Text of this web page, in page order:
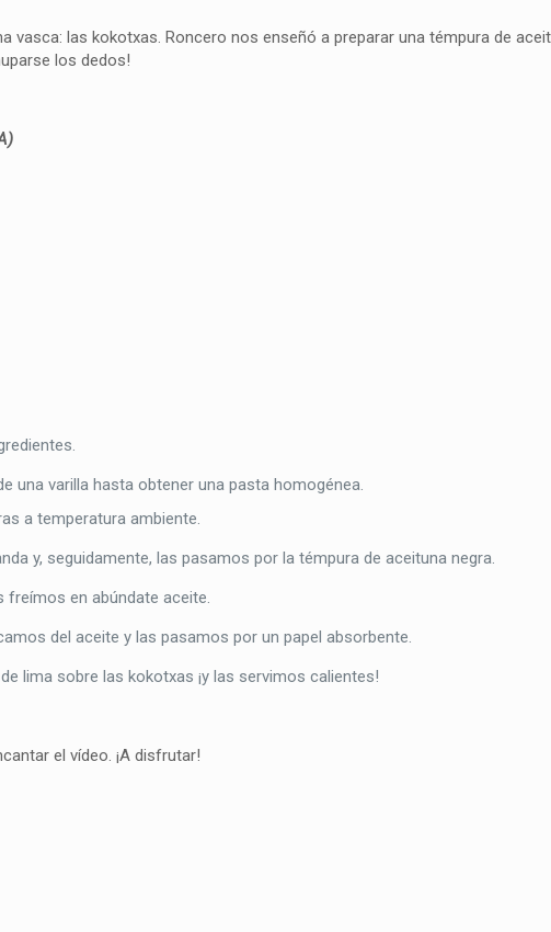
vasca: las kokotxas. Roncero nos enseñó a preparar una témpura de
los dedos!
una varilla hasta obtener una pasta homogénea.
a temperatura ambiente.
y, seguidamente, las pasamos por la témpura de aceituna negra.
freímos en abúndate aceite.
del aceite y las pasamos por un papel absorbente.
lima sobre las kokotxas ¡y las servimos calientes!
el vídeo. ¡A disfrutar!